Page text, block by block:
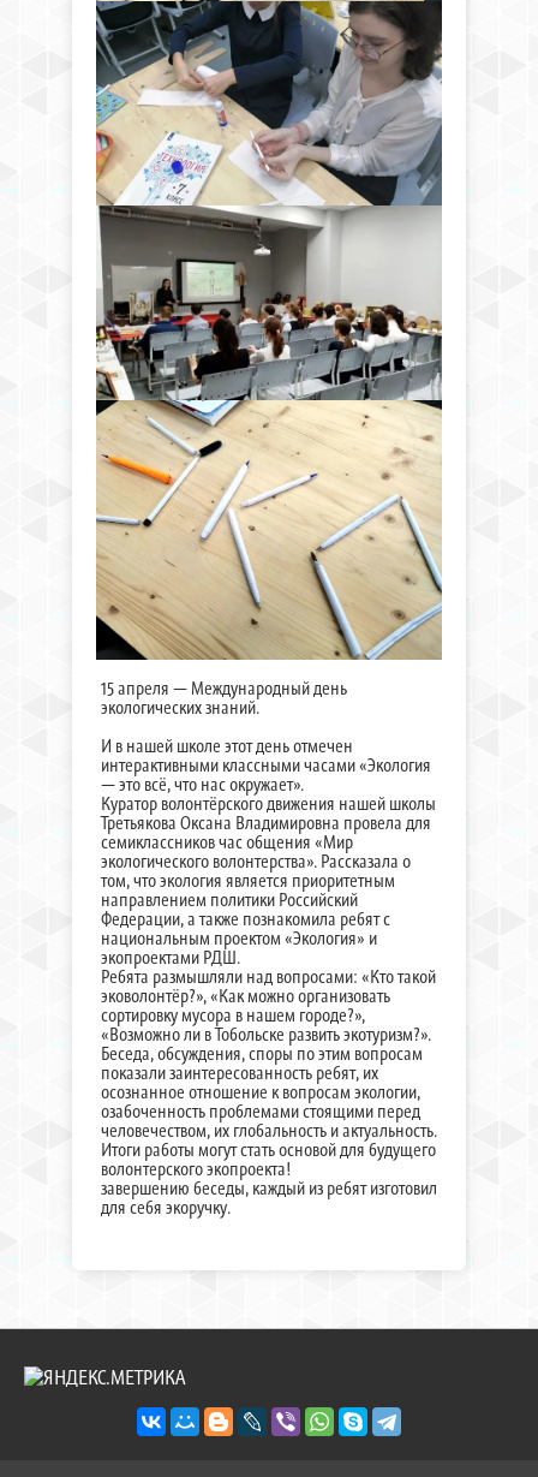
15 апреля — Международный день
экологических знаний.
И в нашей школе этот день отмечен
интерактивными классными часами «Экология
— это всё, что нас окружает».
Куратор волонтёрского движения нашей школы
Третьякова Оксана Владимировна провела для
семиклассников час общения «Мир
экологического волонтерства». Рассказала о
том, что экология является приоритетным
направлением политики Российский
Федерации, а также познакомила ребят с
национальным проектом «Экология» и
экопроектами РДШ.
Ребята размышляли над вопросами: «Кто такой
эковолонтёр?», «Как можно организовать
сортировку мусора в нашем городе?»,
«Возможно ли в Тобольске развить экотуризм?».
Беседа, обсуждения, споры по этим вопросам
показали заинтересованность ребят, их
осознанное отношение к вопросам экологии,
озабоченность проблемами стоящими перед
человечеством, их глобальность и актуальность.
Итоги работы могут стать основой для будущего
волонтерского экопроекта!
завершению беседы, каждый из ребят изготовил
для себя экоручку.